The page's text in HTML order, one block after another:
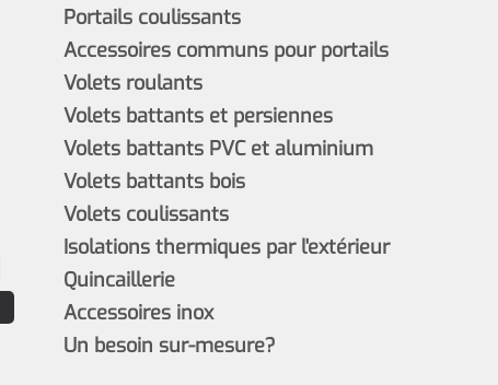
Portails coulissants
Accessoires communs pour portails
Volets roulants
Volets battants et persiennes
Volets battants PVC et aluminium
Volets battants bois
Volets coulissants
Isolations thermiques par l'extérieur
Quincaillerie
Accessoires inox
Un besoin sur-mesure?